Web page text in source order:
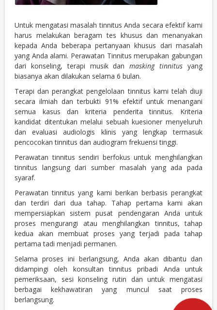
Untuk mengatasi masalah tinnitus Anda secara efektif kami
harus melakukan beragam tes khusus dan menanyakan
kepada Anda beberapa pertanyaan khusus dari masalah
yang Anda alami. Perawatan Tinnitus merupakan gabungan
dari konseling, terapi musik danmasking tinnitus yang
biasanya akan dilakukan selama 6 bulan.
Terapi dan perangkat pengelolaan tinnitus kami telah diuji
secara ilmiah dan terbukti 91% efektif untuk menangani
semua kasus dan kriteria penderita tinnitus. Kriteria
kandidat ditentukan melalui sebuah kuesioner menyeluruh
dan evaluasi audiologis klinis yang lengkap termasuk
pencocokan tinnitus dan audiogram frekuensi tinggi.
Perawatan tinnitus sendiri berfokus untuk menghilangkan
tinnitus langsung dari sumber masalah yang ada pada
syaraf.
Perawatan tinnitus yang kami berikan berbasis perangkat
dan terdiri dari dua tahap. Tahap pertama kami akan
mempersiapkan sistem pusat pendengaran Anda untuk
proses mengurangi atau menghilangkan tinnitus, tahap
kedua akan membuat proses yang terjadi pada tahap
pertama tadi menjadi permanen.
Selama proses ini berlangsung, Anda akan dibantu dan
didampingi oleh konsultan tinnitus pribadi Anda untuk
pemeriksaan, sesi konseling rutin dan untuk mengatasi
berbagai kekhawatiran yang muncul saat proses
berlangsung.